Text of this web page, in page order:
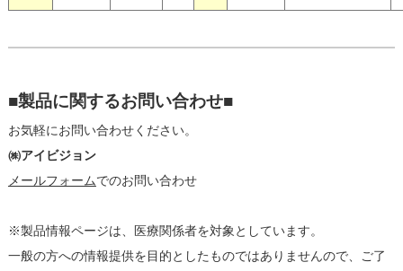
■製品に関するお問い合わせ■
お気軽にお問い合わせください。
㈱アイビジョン
メールフォームでのお問い合わせ
※製品情報ページは、医療関係者を対象としています。
一般の方への情報提供を目的としたものではありませんので、ご了